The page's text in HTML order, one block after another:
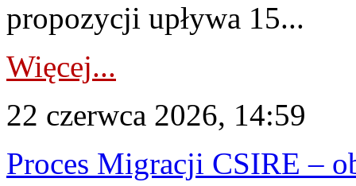
propozycji upływa 15...
Więcej...
22 czerwca 2026, 14:59
Proces Migracji CSIRE –